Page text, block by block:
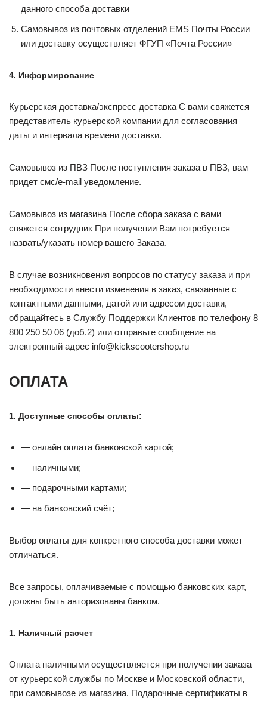
данного способа доставки
Самовывоз из почтовых отделений EMS Почты России
или доставку осуществляет ФГУП «Почта России»
4. Информирование
Курьерская доставка/экспресс доставка С вами свяжется
представитель курьерской компании для согласования
даты и интервала времени доставки.
Самовывоз из ПВЗ После поступления заказа в ПВЗ, вам
придет смс/e-mail уведомление.
Самовывоз из магазина После сбора заказа с вами
свяжется сотрудник При получении Вам потребуется
назвать/указать номер вашего Заказа.
В случае возникновения вопросов по статусу заказа и при
необходимости внести изменения в заказ, связанные с
контактными данными, датой или адресом доставки,
обращайтесь в Службу Поддержки Клиентов по телефону 8
800 250 50 06 (доб.2) или отправьте сообщение на
электронный адрес info@kickscootershop.ru
ОПЛАТА
1. Доступные способы оплаты:
— онлайн оплата банковской картой;
— наличными;
— подарочными картами;
— на банковский счёт;
Выбор оплаты для конкретного способа доставки может
отличаться.
Все запросы, оплачиваемые с помощью банковских карт,
должны быть авторизованы банком.
1. Наличный расчет
Оплата наличными осуществляется при получении заказа
от курьерской службы по Москве и Московской области,
при самовывозе из магазина. Подарочные сертификаты в